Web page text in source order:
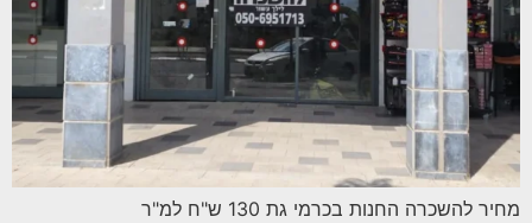
מחיר להשכרה החנות בכרמי גת 130 ש"ח למ"ר